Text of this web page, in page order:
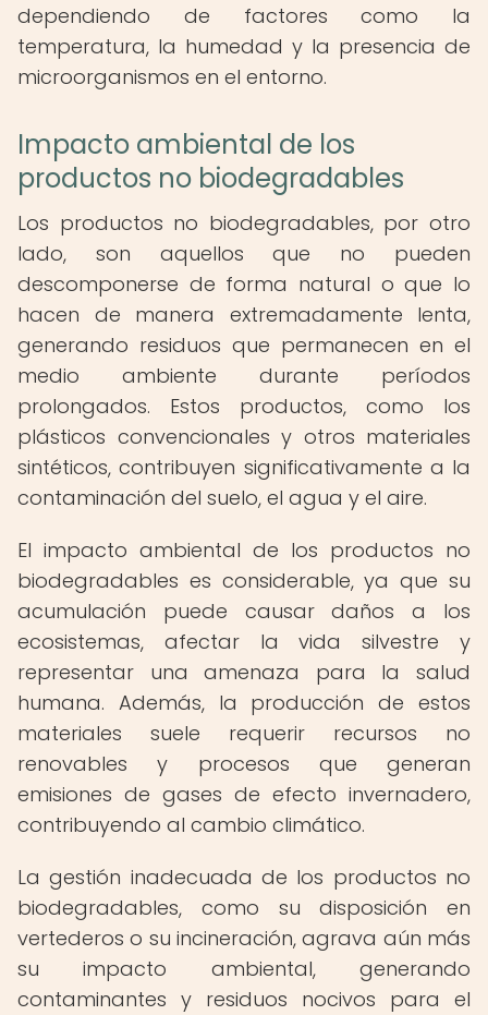
dependiendo de factores como la
temperatura, la humedad y la presencia de
microorganismos en el entorno.
Impacto ambiental de los
productos no biodegradables
Los productos no biodegradables, por otro
lado, son aquellos que no pueden
descomponerse de forma natural o que lo
hacen de manera extremadamente lenta,
generando residuos que permanecen en el
medio ambiente durante períodos
prolongados. Estos productos, como los
plásticos convencionales y otros materiales
sintéticos, contribuyen significativamente a la
contaminación del suelo, el agua y el aire.
El impacto ambiental de los productos no
biodegradables es considerable, ya que su
acumulación puede causar daños a los
ecosistemas, afectar la vida silvestre y
representar una amenaza para la salud
humana. Además, la producción de estos
materiales suele requerir recursos no
renovables y procesos que generan
emisiones de gases de efecto invernadero,
contribuyendo al cambio climático.
La gestión inadecuada de los productos no
biodegradables, como su disposición en
vertederos o su incineración, agrava aún más
su impacto ambiental, generando
contaminantes y residuos nocivos para el